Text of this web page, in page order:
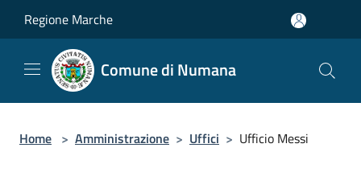
Regione Marche
Comune di Numana
Home > Amministrazione > Uffici > Ufficio Messi